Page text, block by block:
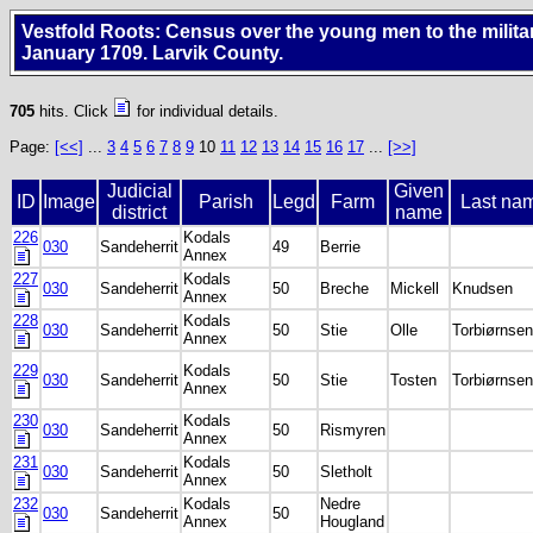
Vestfold Roots: Census over the young men to the
January 1709. Larvik County.
705 hits. Click
for individual details.
Page: [<<] ... 3 4 5 6 7 8 9 10 11 12 13 14 15 16 17 ... [>>]
ID Image
Judicial
district
Parish Legd Farm
Given
name
Last
226
030 Sandeherrit
Kodals
Annex
49
Berrie
227
030 Sandeherrit
Kodals
Annex
50 Breche Mickell
Knudsen
228
030 Sandeherrit
Kodals
Annex
50 Stie Olle Torbiørnsen
229
030 Sandeherrit
Kodals
Annex
50 Stie Tosten Torbiørnsen
230
030 Sandeherrit
Kodals
Annex
50
Rismyren
231
030 Sandeherrit
Kodals
Annex
50
Sletholt
232
030 Sandeherrit
Kodals
Annex
50
Nedre
Hougland